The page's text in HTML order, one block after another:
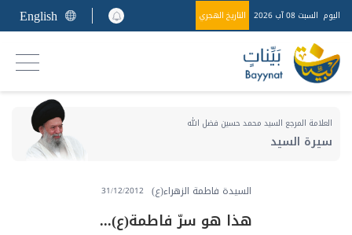
اليوم السبت 08 آب 2026 التاريخ الهجري English
العلامة المرجع السيد محمد حسين فضل الله
سيرة السيد
السيدة فاطمة الزهراء(ع) 31/12/2012
هذا هو سرّ فاطمة(ع)...